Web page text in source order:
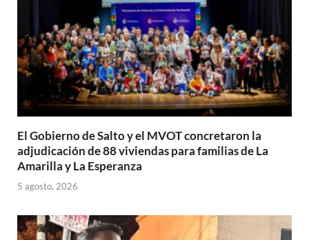
El Gobierno de Salto y el MVOT concretaron la
adjudicación de 88 viviendas para familias de La
Amarilla y La Esperanza
5 agosto, 2026